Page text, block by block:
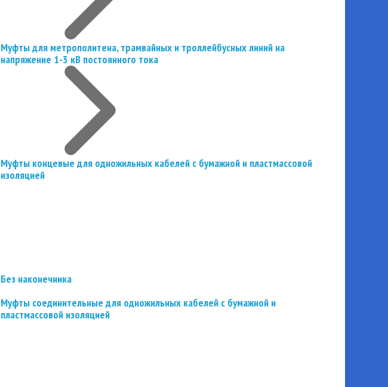
Муфты для метрополитена, трамвайных и троллейбусных линий на
напряжение 1-3 кВ постоянного тока
Муфты концевые для одножильных кабелей с бумажной и пластмассовой
изоляцией
Без наконечника
Муфты соединительные для одножильных кабелей с бумажной и
пластмассовой изоляцией